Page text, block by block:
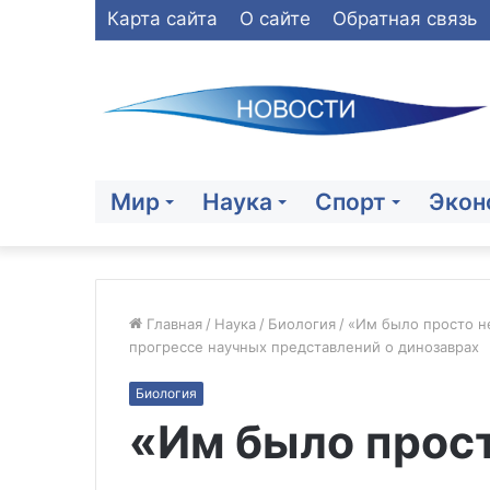
Карта сайта О сайте Обратная связь
Мир Наука Спорт
Главная / Наука / Биология / «Им было просто
прогрессе научных представлений о динозаврах
Биология
«Им былодело»:31.07.2026